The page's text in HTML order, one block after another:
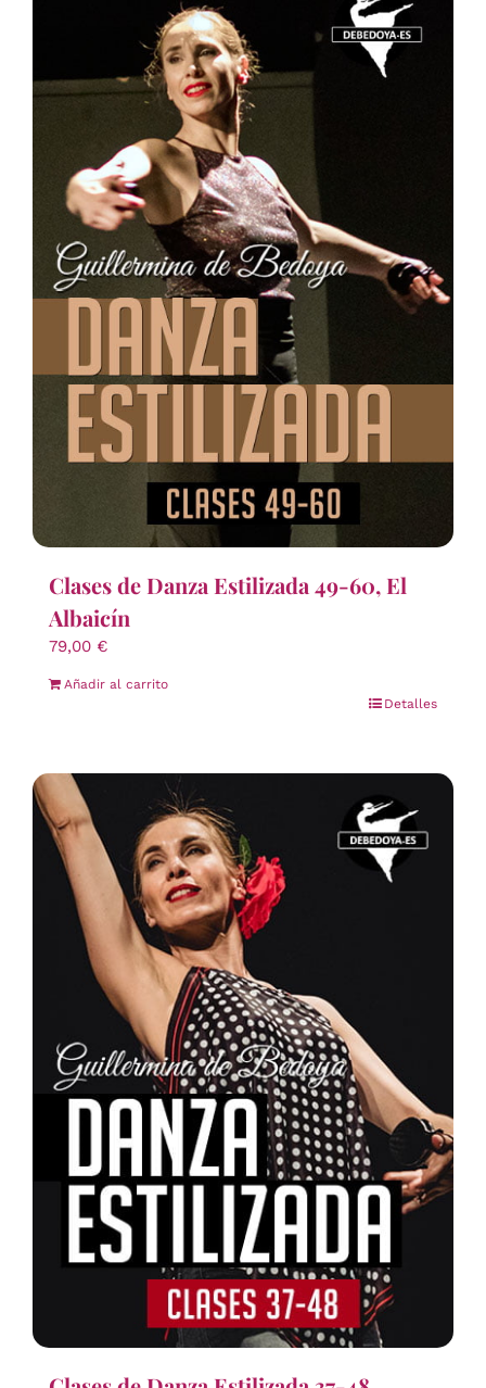
Clases de Danza Estilizada 49-60, El
Albaicín
79,00 €
Añadir al carrito
Detalles